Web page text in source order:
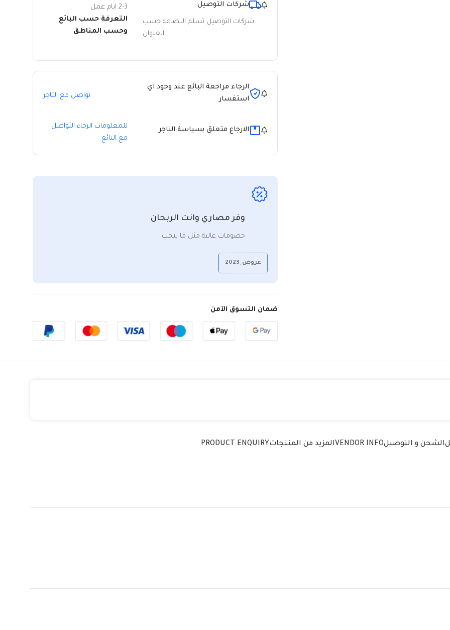
شركات التوصيل
شركات التوصيل تسلم البضاعة حسب
العنوان
2-3 ايام عمل
التعرفة حسب البائع
وحسب المناطق
الرجاء مراجعة البائع عند وجود اي
استفسار
تواصل مع التاجر
الارجاع متعلق بسياسة التاجر
للمعلومات الرجاء التواصل
مع البائع
وفر مصاري وانت الربحان
خصومات عالية مثل ما بتحب
عروض_2023
ضمان التسوق الآمن
الشحن و التوصيلVENDOR INFOالمزيد من المنتجاتPRODUCT ENQUIRY